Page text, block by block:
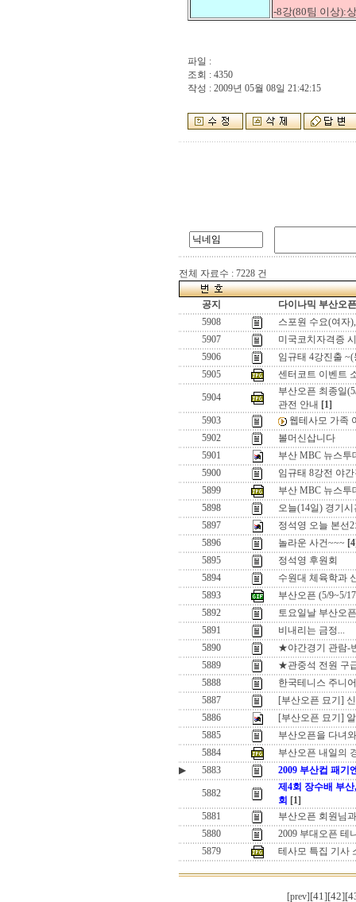
-8강(80팀 이상
파일 :
조회 : 4350
작성 : 2009년 05월 08일 21:42:15
전체 자료수 : 7228 건
공지
다이나믹 부산오
5908
스포원 수요(여자
5907
미국코치자격증
5906
임규태 4강진출
5905
센터코트 이벤트
5904
부산오픈 최종일
관전 안내 [1]
5903
웹테사모 가족
5902
볼머신삽니다
5901
부산 MBC 뉴스투
5900
임규태 8강전 야
5899
부산 MBC 뉴스투
5898
오늘(14일) 경기
5897
정석영 오늘 본선
5896
놀라운 사건~~~
5895
정석영 후원회
5894
수원대 체육학과
5893
부산오픈 (5/9~5/
5892
토요일날 부산오
5891
비내리는 금정...
5890
★야간경기 관람-
5889
★관중석 전원 구
5888
한국테니스 주니
5887
[부산오픈 묘기]
5886
[부산오픈 묘기]
5885
부산오픈을 다녀
5884
부산오픈 내일의
▶
5883 2009 부산컵 패기
5882
제4회 장수배 부
회 [1]
5881
부산오픈 회원님과
5880
2009 부대오픈 테
5879
테사모 특집 기사
[prev] [41][42]